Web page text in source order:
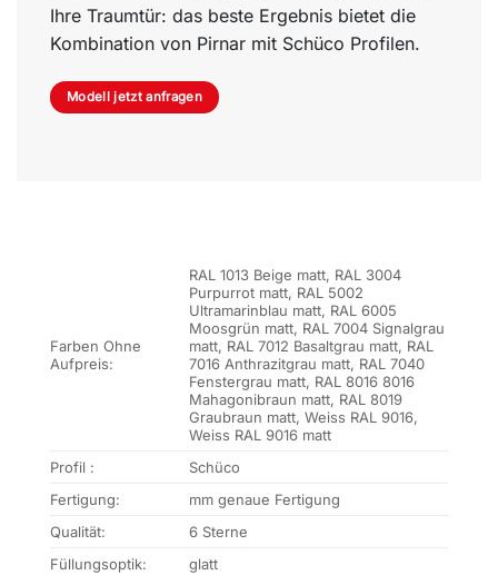
Ihre Traumtür: das beste Ergebnis bietet die
Kombination von Pirnar mit Schüco Profilen.
Modell jetzt anfragen
Farben Ohne
Aufpreis:
RAL 1013 Beige matt, RAL 3004
Purpurrot matt, RAL 5002
Ultramarinblau matt, RAL 6005
Moosgrün matt, RAL 7004 Signalgrau
matt, RAL 7012 Basaltgrau matt, RAL
7016 Anthrazitgrau matt, RAL 7040
Fenstergrau matt, RAL 8016 8016
Mahagonibraun matt, RAL 8019
Graubraun matt, Weiss RAL 9016,
Weiss RAL 9016 matt
Profil :
Schüco
Fertigung:
mm genaue Fertigung
Qualität:
6 Sterne
Füllungsoptik:
glatt